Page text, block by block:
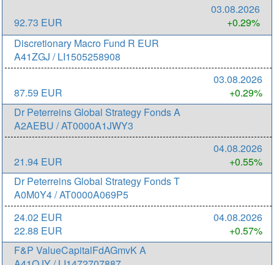
92.73 EUR
03.08.2026
+0.29%
Discretionary Macro Fund R EUR
A41ZGJ / LI1505258908
87.59 EUR
03.08.2026
+0.29%
Dr Peterreins Global Strategy Fonds A
A2AEBU / AT0000A1JWY3
21.94 EUR
04.08.2026
+0.55%
Dr Peterreins Global Strategy Fonds T
A0M0Y4 / AT0000A069P5
24.02 EUR
22.88 EUR
04.08.2026
+0.57%
F&P ValueCapitalFdAGmvK A